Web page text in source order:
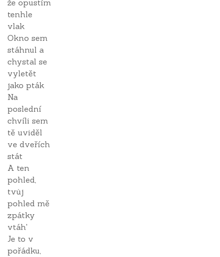
že opustím
tenhle
vlak
Okno sem
stáhnul a
chystal se
vyletět
jako pták
Na
poslední
chvíli sem
tě uviděl
ve dveřích
stát
A ten
pohled,
tvůj
pohled mě
zpátky
vtáh'
Je to v
pořádku,